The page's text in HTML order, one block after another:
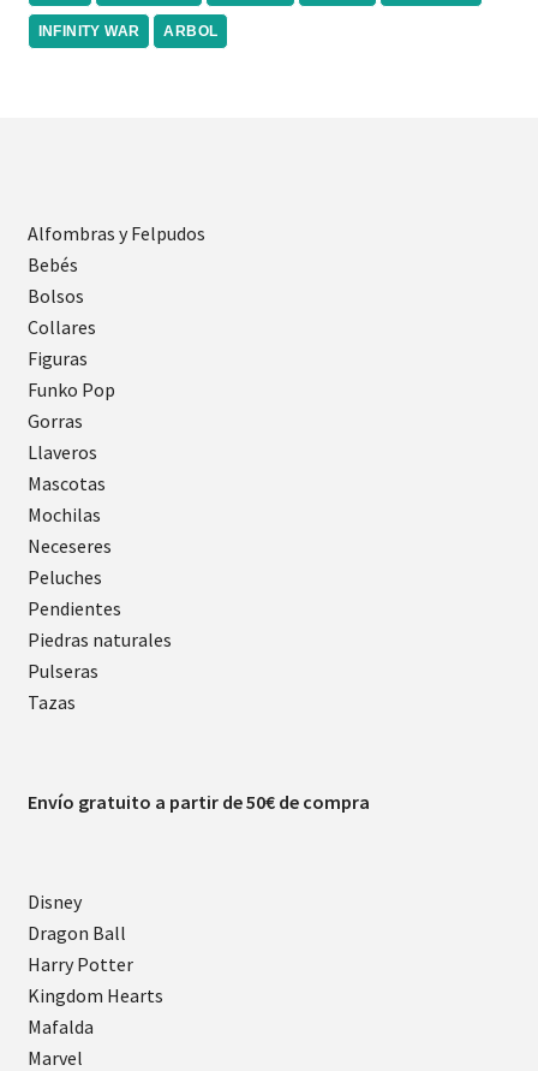
INFINITY WAR ARBOL
Alfombras y Felpudos
Bebés
Bolsos
Collares
Figuras
Funko Pop
Gorras
Llaveros
Mascotas
Mochilas
Neceseres
Peluches
Pendientes
Piedras naturales
Pulseras
Tazas
Envío gratuito a partir de 50€ de compra
Disney
Dragon Ball
Harry Potter
Kingdom Hearts
Mafalda
Marvel